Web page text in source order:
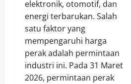
elektronik, otomotif, dan
energi terbarukan. Salah
satu faktor yang
mempengaruhi harga
perak adalah permintaan
industri ini. Pada 31 Maret
2026, permintaan perak